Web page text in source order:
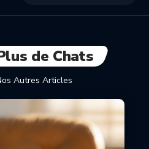
de Chats
Autres Articles